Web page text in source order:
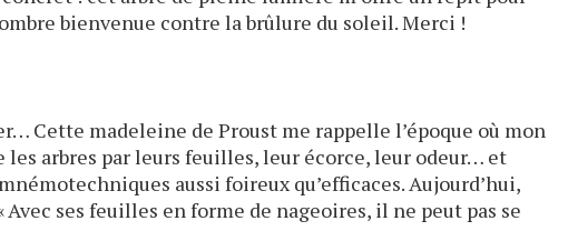
bienvenue contre la brûlure du soleil. Merci !
Cette madeleine de Proust me rappelle l’époque où mon
les arbres par leurs feuilles, leur écorce, leur odeur… et
aussi foireux qu’efficaces. Aujourd’hui,
ses feuilles en forme de nageoires, il ne peut pas se